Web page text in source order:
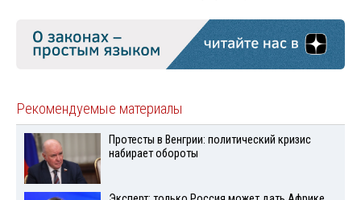
Рекомендуемые материалы
Протесты в Венгрии: политический кризис
набирает обороты